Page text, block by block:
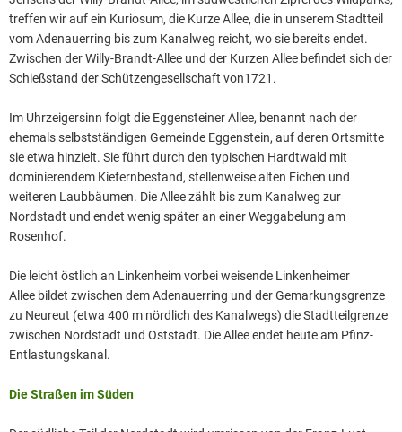
treffen wir auf ein Kuriosum, die Kurze Allee, die in unserem Stadtteil
vom Adenauerring bis zum Kanalweg reicht, wo sie bereits endet.
Zwischen der Willy-Brandt-Allee und der Kurzen Allee befindet sich der
Schießstand der Schützengesellschaft von1721.
Im Uhrzeigersinn folgt die Eggensteiner Allee, benannt nach der
ehemals selbstständigen Gemeinde Eggenstein, auf deren Ortsmitte
sie etwa hinzielt. Sie führt durch den typischen Hardtwald mit
dominierendem Kiefernbestand, stellenweise alten Eichen und
weiteren Laubbäumen. Die Allee zählt bis zum Kanalweg zur
Nordstadt und endet wenig später an einer Weggabelung am
Rosenhof.
Die leicht östlich an Linkenheim vorbei weisende Linkenheimer
Allee bildet zwischen dem Adenauerring und der Gemarkungsgrenze
zu Neureut (etwa 400 m nördlich des Kanalwegs) die Stadtteilgrenze
zwischen Nordstadt und Oststadt. Die Allee endet heute am Pfinz-
Entlastungskanal.
Die Straßen im Süden